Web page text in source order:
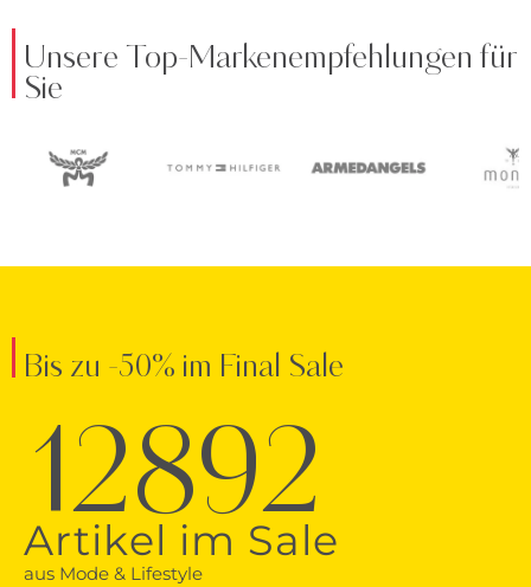
Unsere Top-Markenempfehlungen für
Sie
Bis zu -50% im Final Sale
12892
Artikel im Sale
aus Mode & Lifestyle